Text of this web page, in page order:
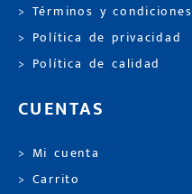
> Términos y condiciones
> Política de privacidad
> Política de calidad
CUENTAS
> Mi cuenta
> Carrito